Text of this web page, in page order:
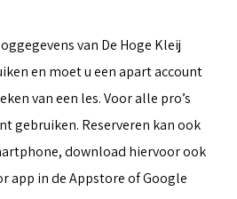
van De Hoge Kleij
en moet u een apart account
van een les. Voor alle pro’s
gebruiken. Reserveren kan ook
download hiervoor ook
app in de Appstore of Google